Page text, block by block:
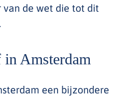
van de wet die tot dit
Amsterdam
een bijzondere